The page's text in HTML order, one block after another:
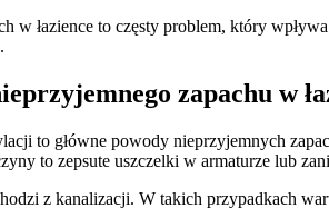
w łazience to częsty problem, który
zapachu w
to główne powody nieprzyjemnych
to zepsute uszczelki w armaturze lub
z kanalizacji. W takich przypadkach